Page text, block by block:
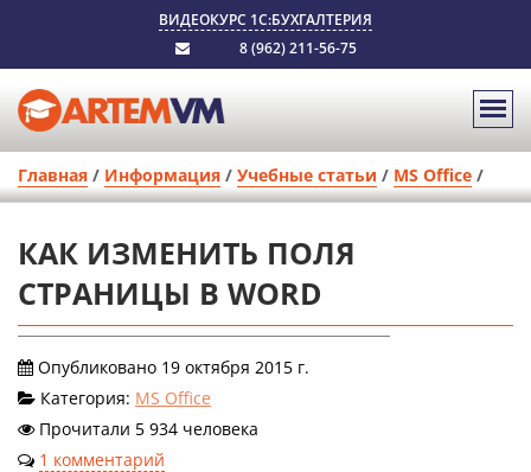
ВИДЕОКУРС 1С:БУХГАЛТЕРИЯ
8 (962) 211-56-75
Главная / Информация / Учебные статьи / MS Office /
КАК ИЗМЕНИТЬ ПОЛЯ
СТРАНИЦЫ В WORD
Опубликовано 19 октября 2015 г.
Категория: MS Office
Прочитали 5 934 человека
1 комментарий